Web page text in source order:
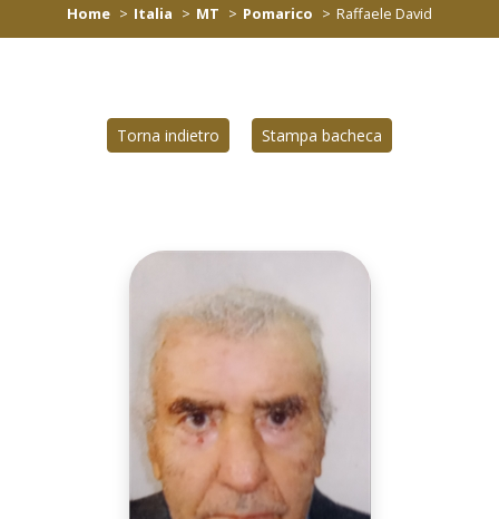
Home Italia MT Pomarico Raffaele David
Torna indietro Stampa bacheca